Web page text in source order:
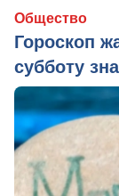
Общество
Гороскоп
субботу